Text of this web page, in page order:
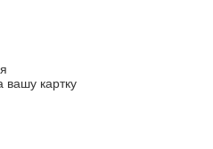
вашу картку